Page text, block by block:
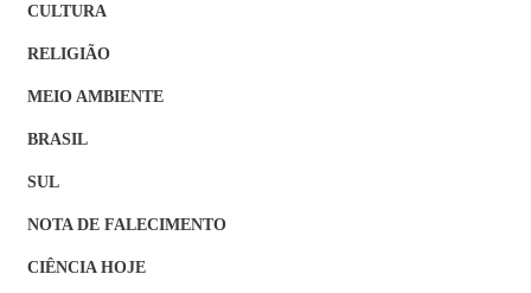
CULTURA
RELIGIÃO
MEIO AMBIENTE
BRASIL
SUL
NOTA DE FALECIMENTO
CIÊNCIA HOJE